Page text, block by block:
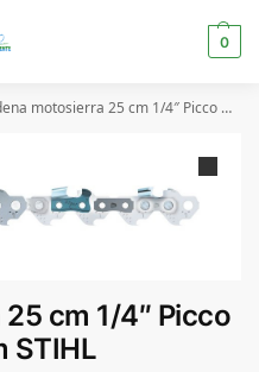
0
motosierra 25 cm 1/4″ Picco micro 3 PM3 1,1 mm STIHL
cm 1/4″ Picco
STIHL